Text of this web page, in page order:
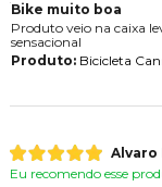
Bike muito boa
Produto veio na caixa
sensacional
Produto:Bicicleta
Alvaro
Eu recomendo esse